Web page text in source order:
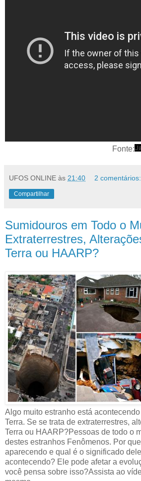
Fonte:
UFOS ONLINE às 21:40 2 comentários:
Compartilhar
Sumidouros em Todo o
Extraterrestres,
Terra ou HAARP?
Algo muito estranho está
Terra. Se se trata de extraterrestres,
Terra ou HAARP?Pessoas de todo o
destes estranhos Fenômenos. Por
aparecendo e qual é o significado
acontecendo? Ele pode afetar a
você pensa sobre isso?Assista ao